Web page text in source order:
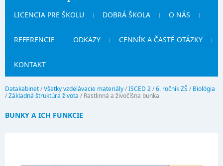
LICENCIA PRE ŠKOLU DOBRÁ ŠKOLA O NÁS
REFERENCIE ODKAZY CENNÍK A ČASTÉ OTÁZKY
KONTAKT
Datakabinet/Všetky vzdelávacie materiály/ISCED 2/6. ročník ZŠ / Biológia
/Základná štruktúra života / Rastlinná a živočíšna bunka
BUNKY A ICH FUNKCIE